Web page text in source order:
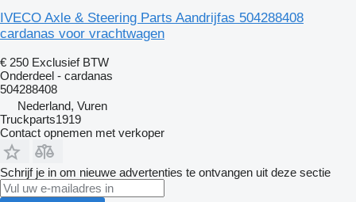
IVECO Axle & Steering Parts Aandrijfas 504288408
cardanas voor vrachtwagen
€ 250 Exclusief BTW
Onderdeel - cardanas
504288408
Nederland, Vuren
Truckparts1919
Contact opnemen met verkoper
Schrijf je in om nieuwe advertenties te ontvangen uit deze sectie